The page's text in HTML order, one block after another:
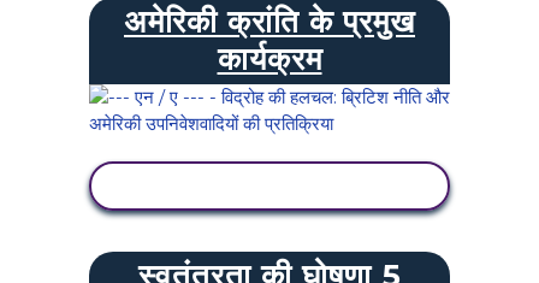
अमेरिकी क्रांति के प्रमुख
कार्यक्रम